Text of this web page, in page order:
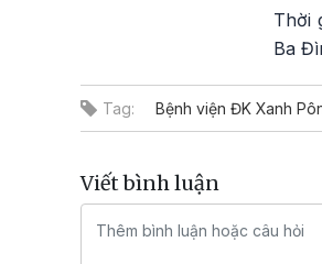
Thời
Ba
Tag: Bệnh viện ĐK Xanh
Viết bình luận